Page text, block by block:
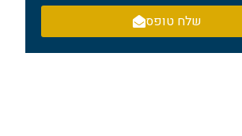
שלח טופס